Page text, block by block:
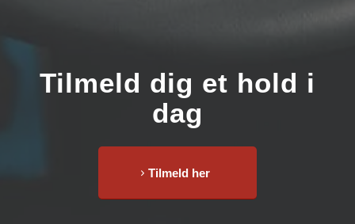
Tilmeld dig et hold i
dag
Tilmeld her